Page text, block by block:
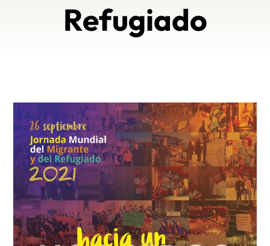
Refugiado